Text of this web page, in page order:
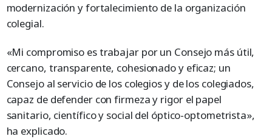
modernización y fortalecimiento de la organización
colegial.
«Mi compromiso es trabajar por un Consejo más útil,
cercano, transparente, cohesionado y eficaz; un
Consejo al servicio de los colegios y de los colegiados,
capaz de defender con firmeza y rigor el papel
sanitario, científico y social del óptico-optometrista»,
ha explicado.